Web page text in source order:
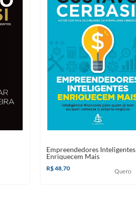
Quero
Empreendedores Inteligentes
Enriquecem Mais
R$ 48,70